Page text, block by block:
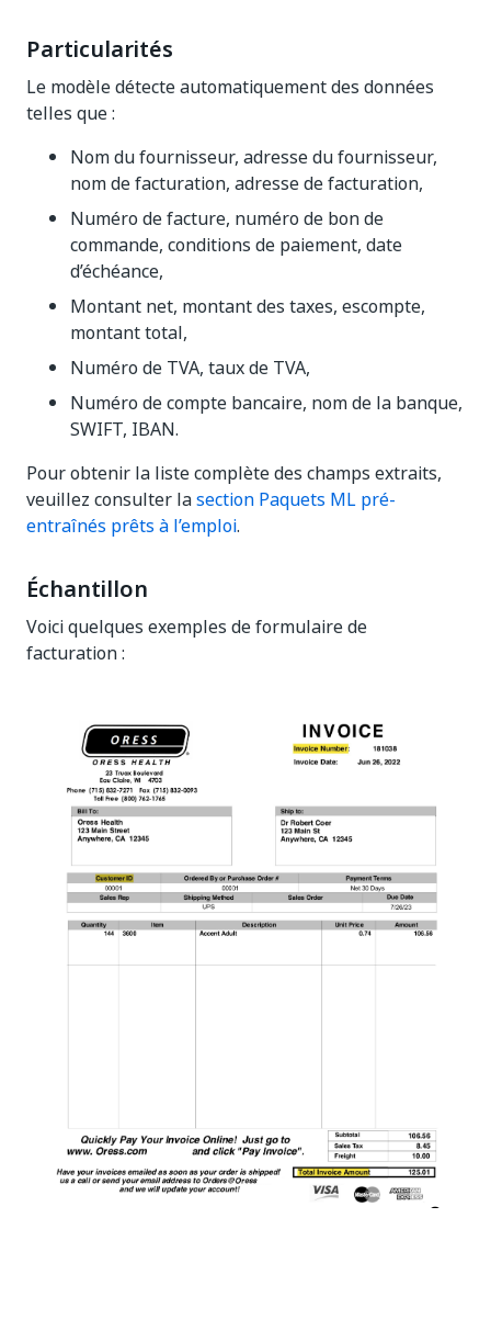
Particularités
Le modèle détecte automatiquement des données
telles que :
Nom du fournisseur, adresse du fournisseur,
nom de facturation, adresse de facturation,
Numéro de facture, numéro de bon de
commande, conditions de paiement, date
d’échéance,
Montant net, montant des taxes, escompte,
montant total,
Numéro de TVA, taux de TVA,
Numéro de compte bancaire, nom de la banque,
SWIFT, IBAN.
Pour obtenir la liste complète des champs extraits,
veuillez consulter lasection Paquets ML pré-
entraînés prêts à l’emploi.
Échantillon
Voici quelques exemples de formulaire de
facturation :